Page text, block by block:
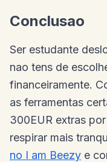
Conclusao
Ser estudante
nao tens de
financeiramente.
as ferramentas
300EUR extras
respirar mais
no I am Beezy e